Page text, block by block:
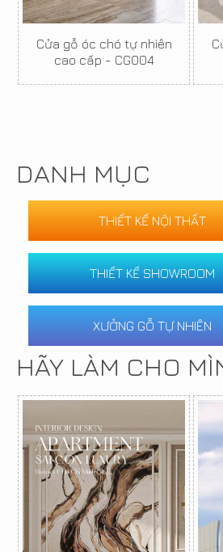
Cửa gỗ óc chó tự nhiên
cao cấp - CG004
DANH MỤC
THIẾT KẾ NỘI THẤT
THIẾT KẾ SHOWROOM
XƯỞNG GỖ TỰ NHIÊN
HÃY LÀM CHO